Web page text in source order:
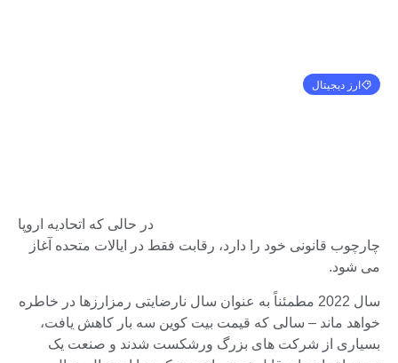
ارز دیجیتال
در حالی که اتحادیه اروپا
چارچوب قانونی خود را دارد، رقابت فقط در ایالات متحده آغاز
می شود.
سال 2022 مطمئناً به عنوان سال نارضایتی رمزارزها در خاطره
خواهد ماند – سالی که قیمت بیت کوین سه بار کاهش یافت،
بسیاری از شرکت های بزرگ ورشکست شدند و صنعت یک